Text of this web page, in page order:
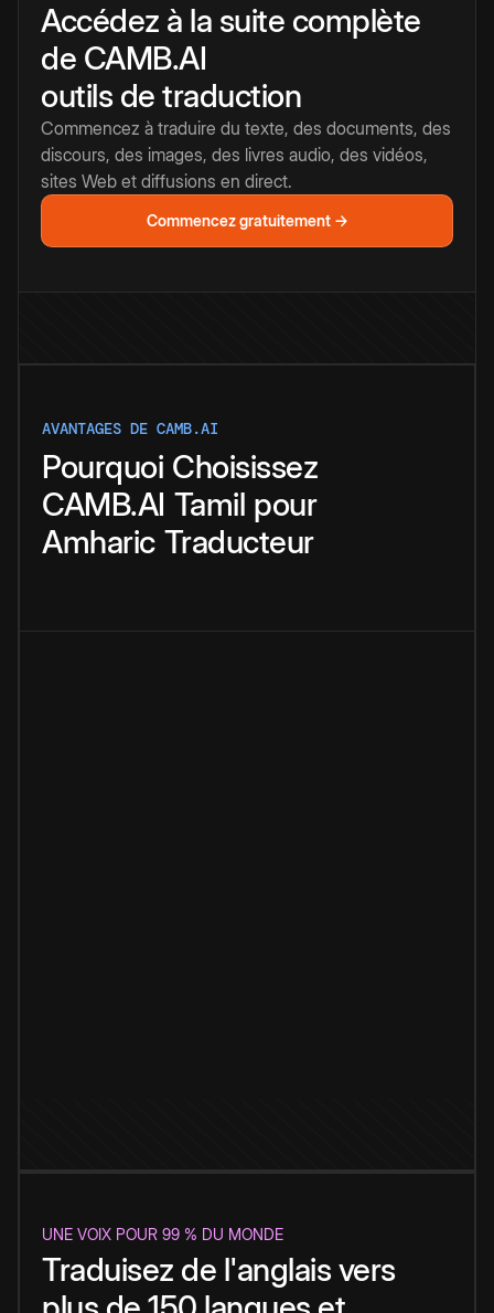
Accédez à la suite complète
de CAMB.AI
outils de traduction
Commencez à traduire du texte, des documents, des
discours, des images, des livres audio, des vidéos,
sites Web et diffusions en direct.
Commencez gratuitement →
AVANTAGES DE CAMB.AI
Pourquoi Choisissez
CAMB.AI Tamil pour
Amharic Traducteur
UNE VOIX POUR 99 % DU MONDE
Traduisez de l'anglais vers